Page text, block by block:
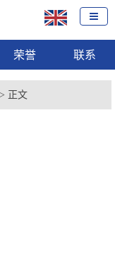
荣誉 联系
> 正文